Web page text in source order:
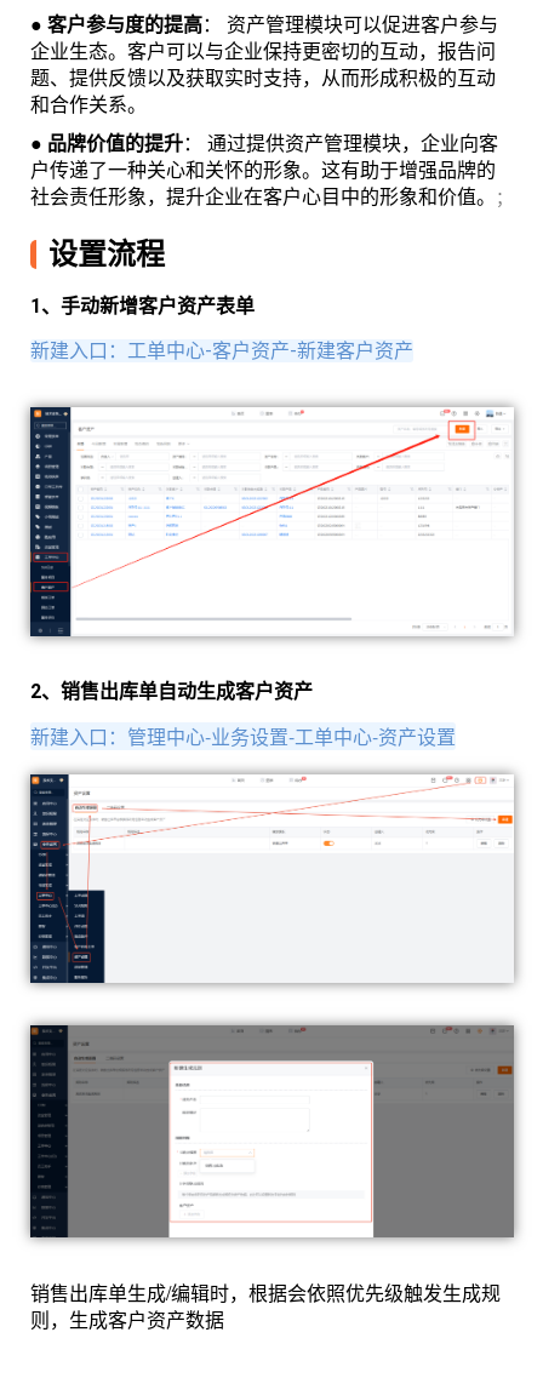
● 客户参与度的提高： 资产管理模块可以促进客户参与
企业生态。客户可以与企业保持更密切的互动，报告问
题、提供反馈以及获取实时支持，从而形成积极的互动
和合作关系。
● 品牌价值的提升： 通过提供资产管理模块，企业向客
户传递了一种关心和关怀的形象。这有助于增强品牌的
社会责任形象，提升企业在客户心目中的形象和价值。 ；
设置流程
1、手动新增客户资产表单
新建入口：工单中心-客户资产-新建客户资产
2、销售出库单自动生成客户资产
新建入口：管理中心-业务设置-工单中心-资产设置
销售出库单生成/编辑时，根据会依照优先级触发生成规
则，生成客户资产数据